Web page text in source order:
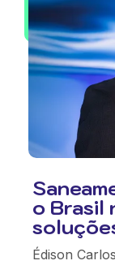
o Brasil
Édison